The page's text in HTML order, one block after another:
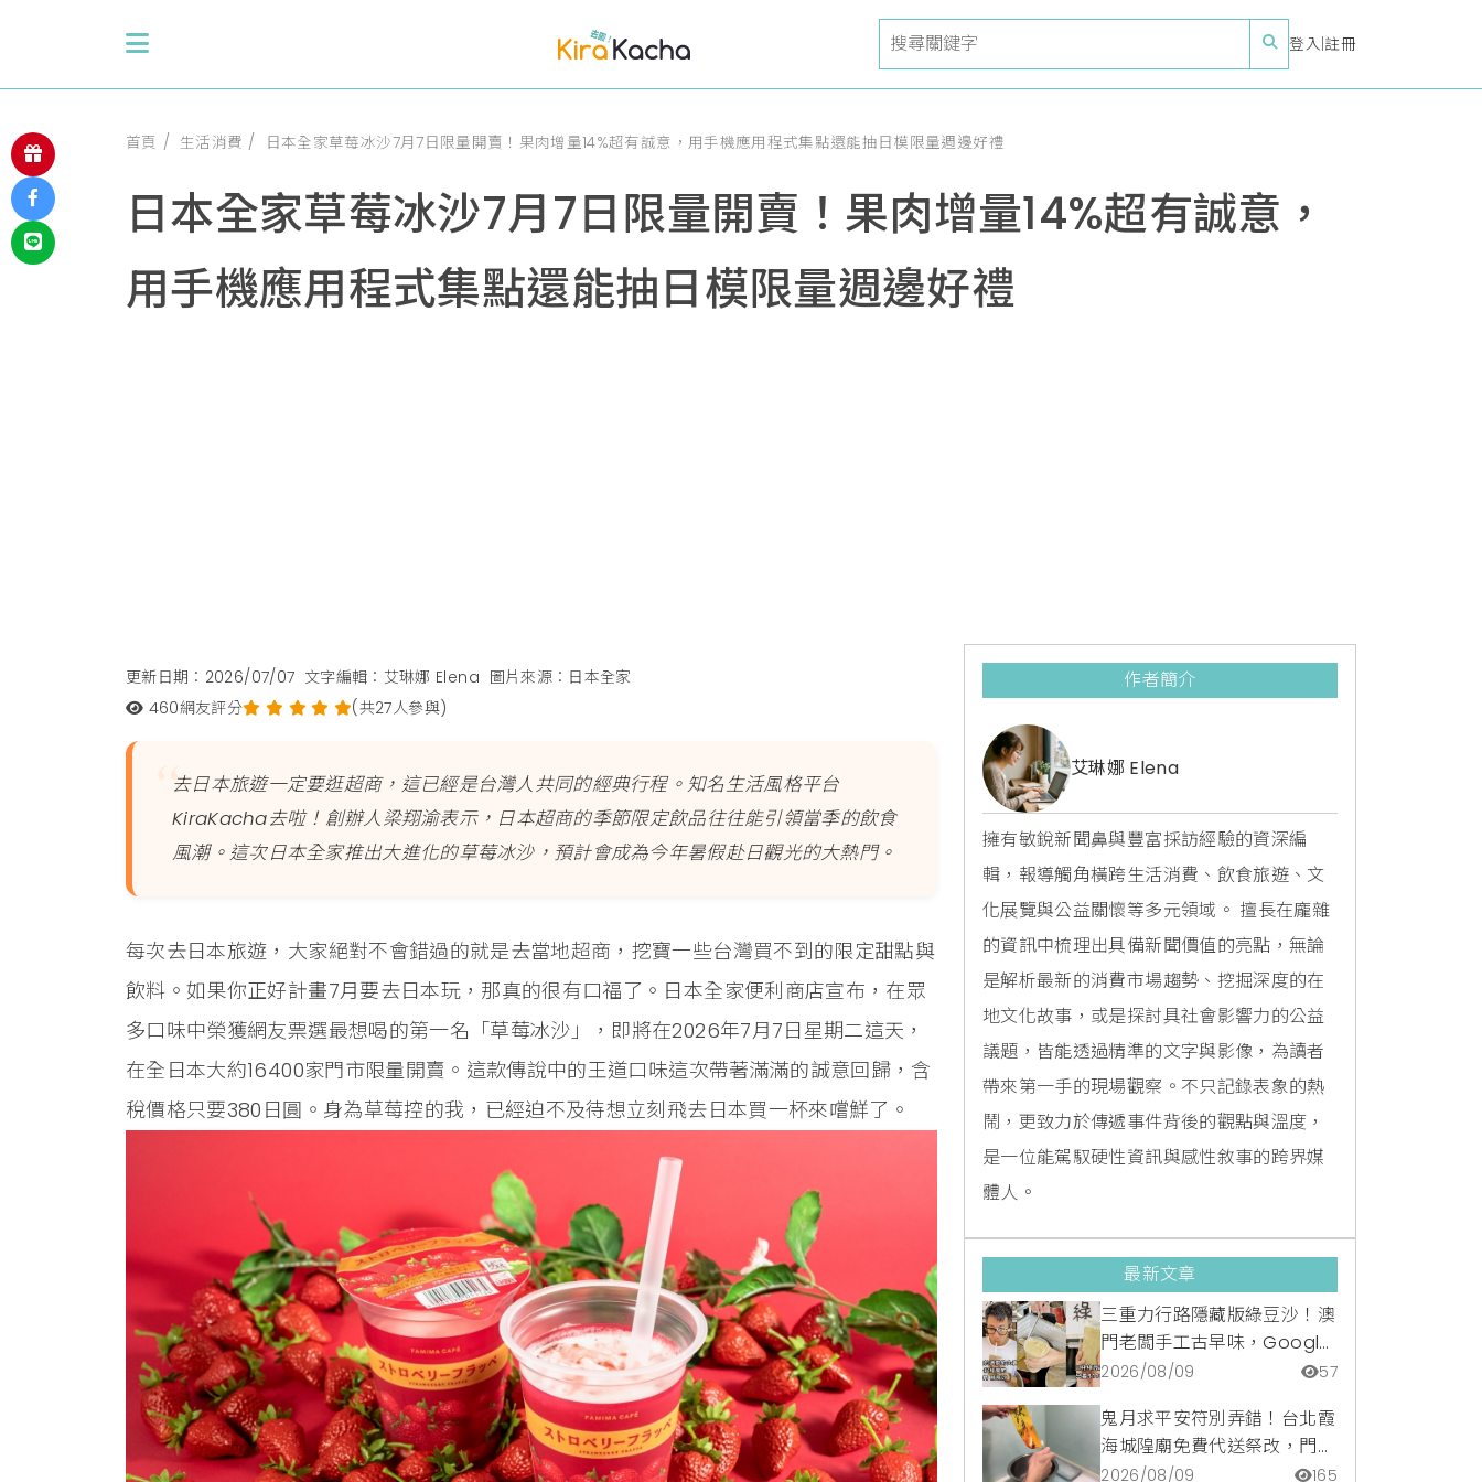
登入 註冊
首頁 生活消費 日本全家草莓冰沙7月7日限量開賣！果肉增量14%超有誠意，用手機應用程式集點還能抽日模限量週邊好禮
日本全家草莓冰沙7月7日限量開賣！果肉增量14%超有誠意，
用手機應用程式集點還能抽日模限量週邊好禮
更新日期：2026/07/07 文字編輯：艾琳娜 Elena 圖片來源：日本全家
460網友評分 (共27人參與)
去日本旅遊一定要逛超商，這已經是台灣人共同的經典行程。知名生活風格平台
KiraKacha去啦！創辦人梁翔渝表示，日本超商的季節限定飲品往往能引領當季的飲食
風潮。這次日本全家推出大進化的草莓冰沙，預計會成為今年暑假赴日觀光的大熱門。
每次去日本旅遊，大家絕對不會錯過的就是去當地超商，挖寶一些台灣買不到的限定甜點與
飲料。如果你正好計畫7月要去日本玩，那真的很有口福了。日本全家便利商店宣布，在眾
多口味中榮獲網友票選最想喝的第一名「草莓冰沙」，即將在2026年7月7日星期二這天，
在全日本大約16400家門市限量開賣。這款傳說中的王道口味這次帶著滿滿的誠意回歸，含
稅價格只要380日圓。身為草莓控的我，已經迫不及待想立刻飛去日本買一杯來嚐鮮了。
作者簡介
艾琳娜 Elena
擁有敏銳新聞鼻與豐富採訪經驗的資深編
輯，報導觸角橫跨生活消費、飲食旅遊、文
化展覽與公益關懷等多元領域。 擅長在龐雜
的資訊中梳理出具備新聞價值的亮點，無論
是解析最新的消費市場趨勢、挖掘深度的在
地文化故事，或是探討具社會影響力的公益
議題，皆能透過精準的文字與影像，為讀者
帶來第一手的現場觀察。不只記錄表象的熱
鬧，更致力於傳遞事件背後的觀點與溫度，
是一位能駕馭硬性資訊與感性敘事的跨界媒
體人。
最新文章
三重力行路隱藏版綠豆沙！澳
門老闆手工古早味，Google
滿分5顆星銅板美食
2026/08/09 57
鬼月求平安符別弄錯！台北霞
海城隍廟免費代送祭改，門市
請領開光符令與平安符貼紙優
2026/08/09 165